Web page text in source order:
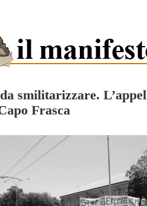
smilitarizzare.
Frasca